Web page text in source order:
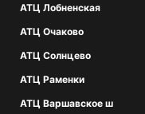
АТЦ Лобненская
АТЦ Очаково
АТЦ Солнцево
АТЦ Раменки
АТЦ Варшавское ш